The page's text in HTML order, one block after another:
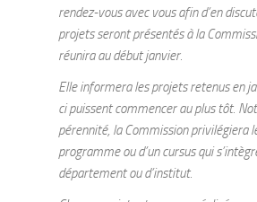
rendez-vous avec vous afin d’en
projets seront présentés à la
réunira au début janvier.
Elle informera les projets retenus en
ci puissent commencer au plus tôt.
pérennité, la Commission privilégiera
programme ou d’un cursus qui
département ou d’institut.